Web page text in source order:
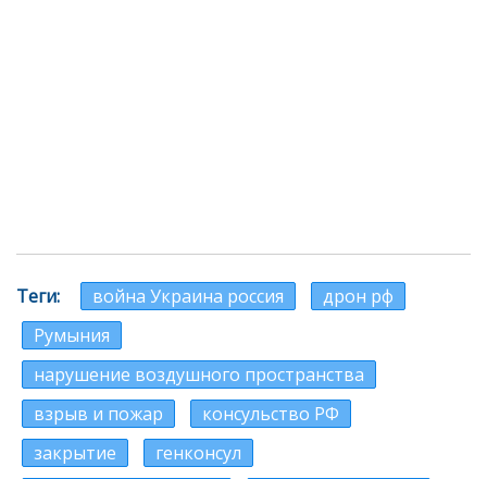
Теги война Украина россия
дрон рф
Румыния
нарушение воздушного пространства
взрыв и пожар
консульство РФ
закрытие
генконсул